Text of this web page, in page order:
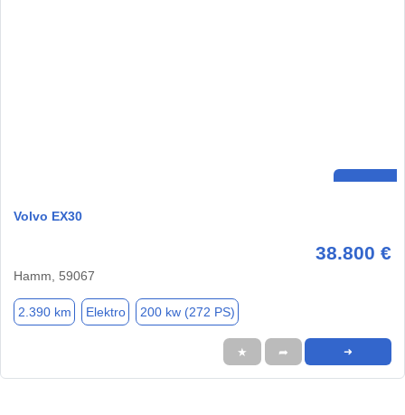
Volvo EX30
38.800 €
Hamm, 59067
2.390 km Elektro 200 kw (272 PS)
★ ➦ ➜